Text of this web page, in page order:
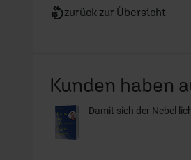
zurück zur Übersicht
Kunden haben
Damit sich der Nebel